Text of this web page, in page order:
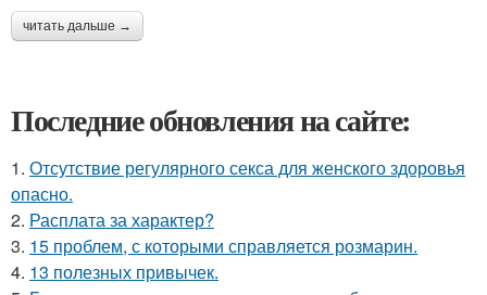
читать дальше →
Последние обновления на сайте:
1. Отсутствие регулярного секса для женского здоровья
опасно.
2. Расплата за характер?
3. 15 проблем, с которыми справляется розмарин.
4. 13 полезных привычек.